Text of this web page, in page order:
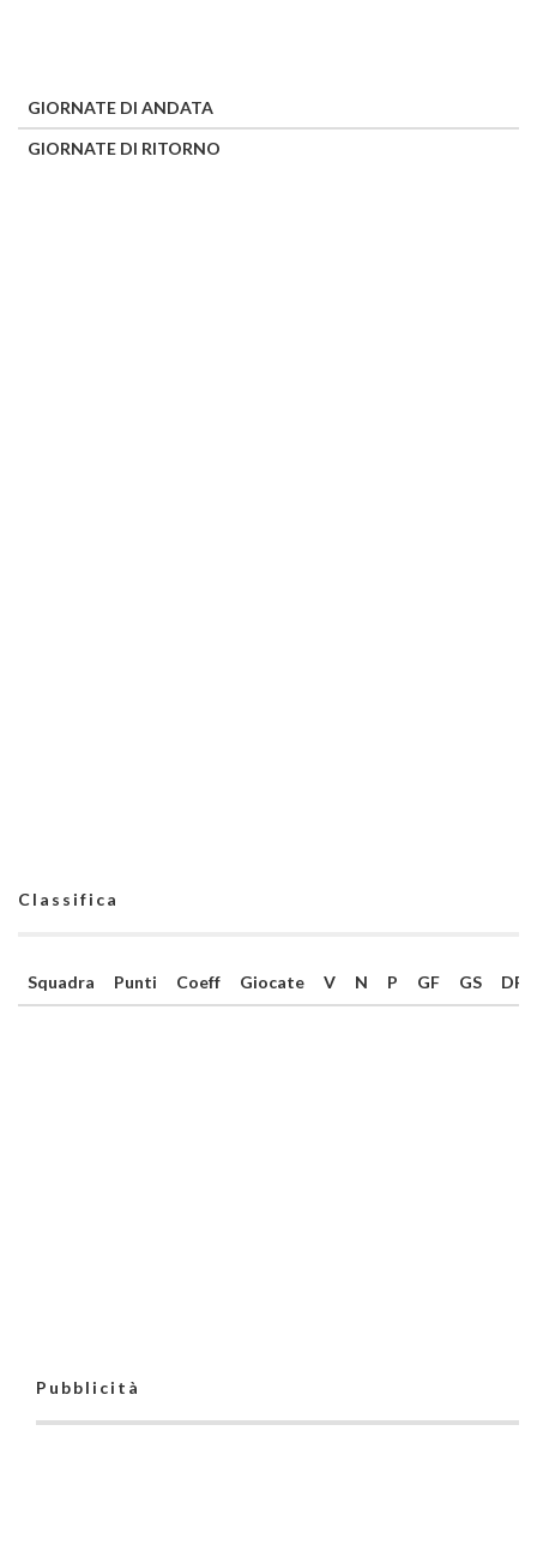
GIORNATE DI ANDATA
GIORNATE DI RITORNO
Classifica
Squadra Punti Coeff Giocate V N P GF GS DR
Pubblicità